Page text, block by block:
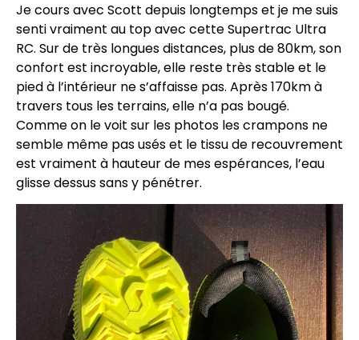
Je cours avec Scott depuis longtemps et je me suis
senti vraiment au top avec cette Supertrac Ultra
RC. Sur de très longues distances, plus de 80km, son
confort est incroyable, elle reste très stable et le
pied à l’intérieur ne s’affaisse pas. Après 170km à
travers tous les terrains, elle n’a pas bougé.
Comme on le voit sur les photos les crampons ne
semble même pas usés et le tissu de recouvrement
est vraiment à hauteur de mes espérances, l’eau
glisse dessus sans y pénétrer.